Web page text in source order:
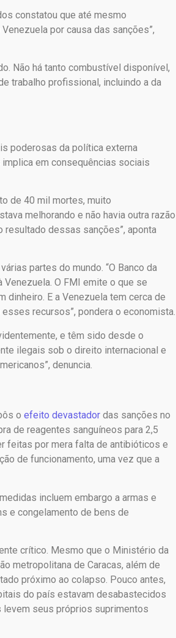
constatou que até mesmo
por causa das sanções”,
Não há tanto combustível disponível,
trabalho profissional, incluindo a da
poderosas da política externa
em consequências sociais
de 40 mil mortes, muito
melhorando e não havia outra razão
dessas sanções”, aponta
partes do mundo. “O Banco da
O FMI emite o que se
dinheiro. E a Venezuela tem cerca de
recursos”, pondera o economista.
e têm sido desde o
ilegais sob o direito internacional e
denuncia.
o efeito devastador das sanções no
de reagentes sanguíneos para 2,5
feitas por mera falta de antibióticos e
de funcionamento, uma vez que a
incluem embargo a armas e
e congelamento de bens de
crítico. Mesmo que o Ministério da
metropolitana de Caracas, além de
próximo ao colapso. Pouco antes,
do país estavam desabastecidos
levem seus próprios suprimentos